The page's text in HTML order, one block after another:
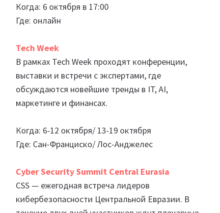
Когда: 6 октября в 17:00
Где: онлайн
Tech Week
В рамках Tech Week проходят конференции,
выставки и встречи с экспертами, где
обсуждаются новейшие тренды в IT, AI,
маркетинге и финансах.
Когда: 6-12 октября/ 13-19 октября
Где: Сан-Франциско/ Лос-Анджелес
Cyber Security Summit Central Eurasia
CSS — ежегодная встреча лидеров
кибербезопасности Центральной Евразии. В